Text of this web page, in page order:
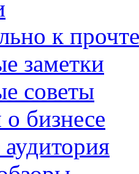
к
заметки
советы
бизнесе